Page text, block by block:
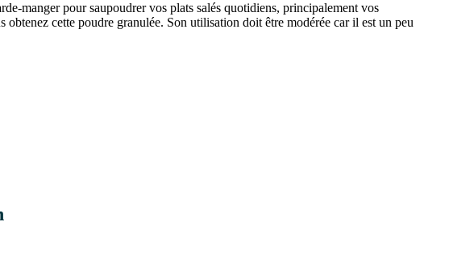
manger pour saupoudrer vos plats salés quotidiens, principalement vos
cette poudre granulée. Son utilisation doit être modérée car il est un peu